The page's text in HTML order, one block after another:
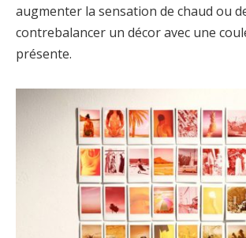
augmenter la sensation de chaud ou
contrebalancer un décor avec une
présente.